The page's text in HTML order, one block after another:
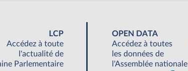
LCP
Accédez à toute
l'actualité de
Parlementaire
OPEN DATA
Accédez à toutes
les données de
l'Assemblée nationale